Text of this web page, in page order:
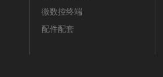
微数控终端
配件配套